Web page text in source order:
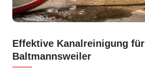
Effektive Kanalreinigung für
Baltmannsweiler